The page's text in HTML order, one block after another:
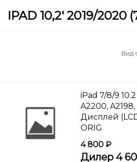
IPAD 10,2' 2019/2020
Вид
iPad 7/8/9
A2200,
Дисплей
ORIG
4 800 ₽
Дилер 4